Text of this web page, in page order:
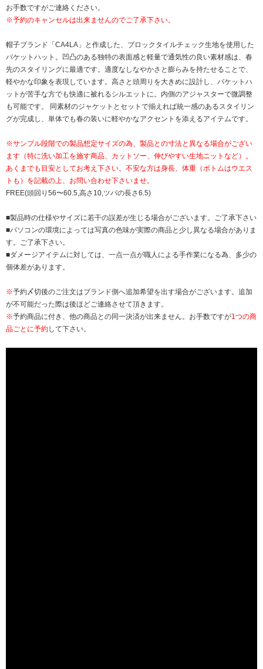
お手数ですがご連絡ください。
※予約のキャンセルは出来ませんのでご了承下さい。
帽子ブランド「CA4LA」と作成した、ブロックタイルチェック生地を使用した
バケットハット。凹凸のある独特の表面感と軽量で通気性の良い素材感は、春
先のスタイリングに最適です。適度なしなやかさと膨らみを持たせることで、
軽やかな印象を表現しています。高さと頭周りを大きめに設計し、バケットハ
ットが苦手な方でも快適に被れるシルエットに。内側のアジャスターで微調整
も可能です。 同素材のジャケットとセットで揃えれば統一感のあるスタイリン
グが完成し、単体でも春の装いに軽やかなアクセントを添えるアイテムです。
※サンプル段階での製品想定サイズの為、製品との寸法と異なる場合がござい
ます（特に洗い加工を施す商品、カットソー、伸びやすい生地ニットなど）。
あくまでも目安としてお考え下さい。不安な方は身長、体重（ボトムはウエス
トも）を記載の上、お問い合わせ下さいませ。
FREE(頭回り56〜60.5,高さ10,ツバの長さ6.5)
■製品時の仕様やサイズに若干の誤差が生じる場合がございます。ご了承下さい
■パソコンの環境によっては写真の色味が実際の商品と少し異なる場合がありま
す。ご了承下さい。
■ダメージアイテムに対しては、一点一点が職人による手作業になる為、多少の
個体差があります。
※予約〆切後のご注文はブランド側へ追加希望を出す場合がございます。追加
が不可能だった際は後ほどご連絡させて頂きます。
※予約商品に付き、他の商品との同一決済が出来ません。お手数ですが1つの商
品ごとに予約して下さい。